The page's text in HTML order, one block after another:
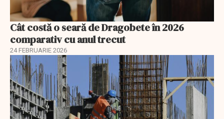
Cât costă o seară de Dragobete în 2026
comparativ cu anul trecut
24 FEBRUARIE 2026